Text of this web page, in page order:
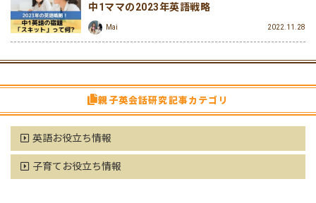
中1ママの2023年英語戦略
Mai 2022.11.28
親子英会話研究記事カテゴリ
英語お役立ち情報
子育てお役立ち情報